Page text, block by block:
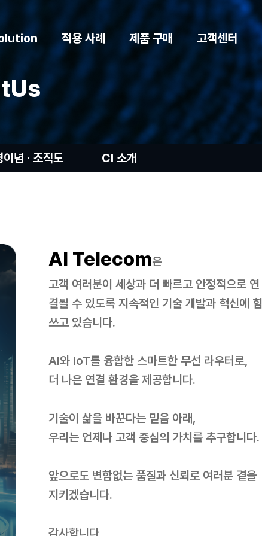
적용 사례 제품 구매 고객센터
이념 · 조직도 CI 소개
AI Telecom은
고객 여러분이 세상과 더 빠르고 안정적으로 연
결될 수 있도록 지속적인 기술 개발과 혁신에 힘
쓰고 있습니다.
AI와 IoT를 융합한 스마트한 무선 라우터로,
더 나은 연결 환경을 제공합니다.
기술이 삶을 바꾼다는 믿음 아래,
우리는 언제나 고객 중심의 가치를 추구합니다.
앞으로도 변함없는 품질과 신뢰로 여러분 곁을
지키겠습니다.
감사합니다